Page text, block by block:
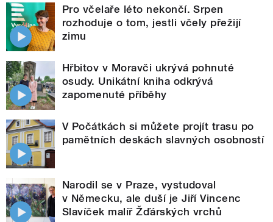
Pro včelaře léto nekončí. Srpen
rozhoduje o tom, jestli včely přežijí
zimu
Hřbitov v Moravči ukrývá pohnuté
osudy. Unikátní kniha odkrývá
zapomenuté příběhy
V Počátkách si můžete projít trasu po
pamětních deskách slavných osobností
Narodil se v Praze, vystudoval
v Německu, ale duší je Jiří Vincenc
Slavíček malíř Žďárských vrchů